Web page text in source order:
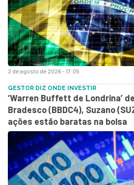
2 de agosto de 2026 - 17:05
GESTOR DIZ ONDE INVESTIR
‘Warren Buffett de Londrina’
Bradesco (BBDC4), Suzano
ações estão baratas na bolsa